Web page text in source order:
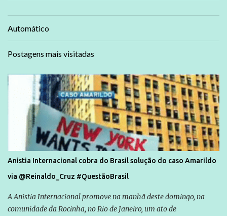
Automático
Postagens mais visitadas
Anistia Internacional cobra do Brasil solução do caso Amarildo
via @Reinaldo_Cruz #QuestãoBrasil
A Anistia Internacional promove na manhã deste domingo, na
comunidade da Rocinha, no Rio de Janeiro, um ato de